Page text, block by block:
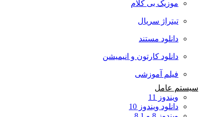
موزیک بی کلام
تیتراژ سریال
دانلود مستند
دانلود کارتون و انیمیشن
فیلم آموزشی
سیستم عامل
ویندوز 11
دانلود ویندوز 10